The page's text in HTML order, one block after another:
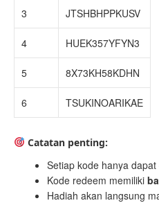
3 JTSHBHPPKUSV
4 HUEK357YFYN3
5 8X73KH58KDHN
6 TSUKINOARIKAE
Catatan penting:
Setiap kode hanya
Kode redeem memiliki
Hadiah akan langsung